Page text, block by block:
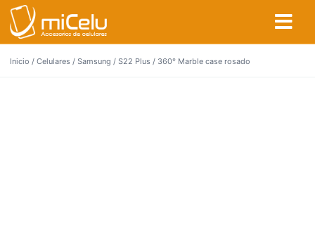
Inicio / Celulares / Samsung / S22 Plus / 360° Marble case rosado